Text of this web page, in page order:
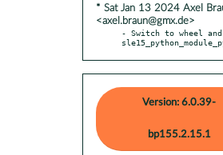
* Sat Jan 13 2024 Axel
<axel.braun@gmx.de>
- Switch to wheel and
Version: 6.0.39-
bp155.2.15.1